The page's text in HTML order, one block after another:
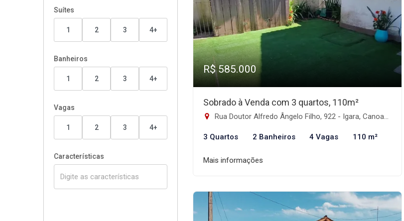
Suítes
1 2 3 4+
Banheiros
1 2 3 4+
Vagas
1 2 3 4+
Características
R$ 585.000
Sobrado à Venda com 3 quartos, 110m²
Rua Doutor Alfredo Ângelo Filho, 922 - Igara, Canoas-RS
3 Quartos 2 Banheiros 4 Vagas 110 m²
Mais informações